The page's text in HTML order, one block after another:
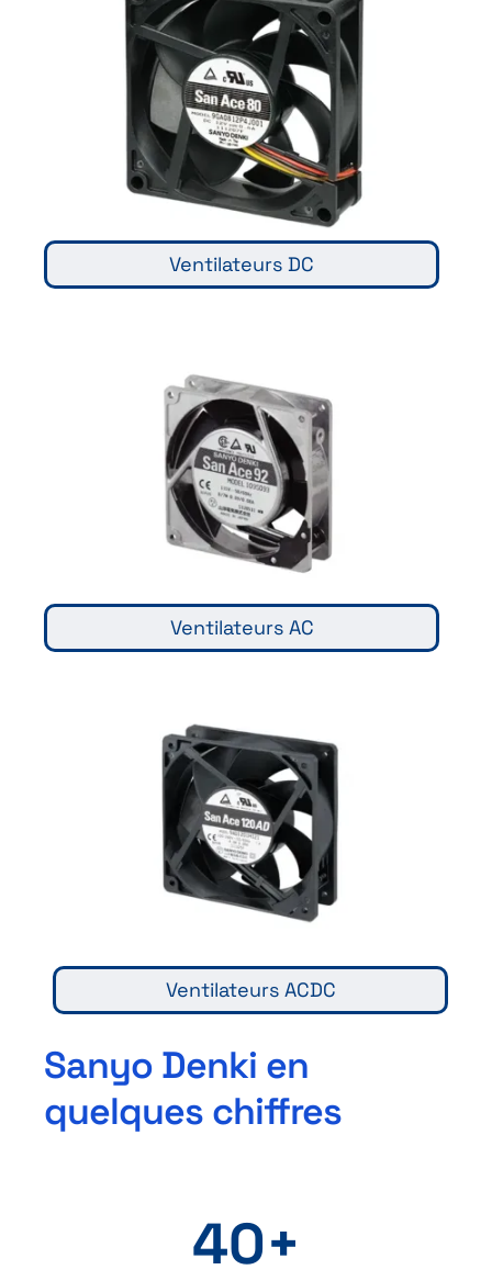
Ventilateurs DC
Ventilateurs AC
Ventilateurs ACDC
Sanyo Denki en
quelques chiffres
40+